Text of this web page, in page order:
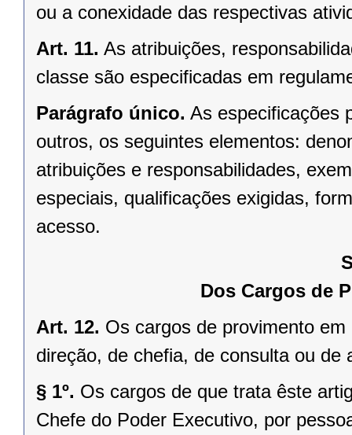
ou a conexidade das respectivas
Art. 11. As atribuições,
classe são especificadas em
Parágrafo único. As especificações
outros, os seguintes elementos:
atribuições e responsabilidades,
especiais, qualificações exigidas,
acesso.
Dos Cargos de
Art. 12. Os cargos de provimento
direção, de chefia, de consulta ou de
§ 1º. Os cargos de que trata êste
Chefe do Poder Executivo, por